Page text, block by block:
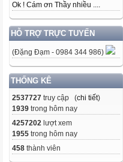
Ok ! Cám ơn Thầy nhiều ....
HỖ TRỢ TRỰC TUYẾN
(Đặng Đạm - 0984 344 986)
THỐNG KÊ
2537727 truy cập (chi tiết)
1939 trong hôm nay
4257202 lượt xem
1955 trong hôm nay
458 thành viên